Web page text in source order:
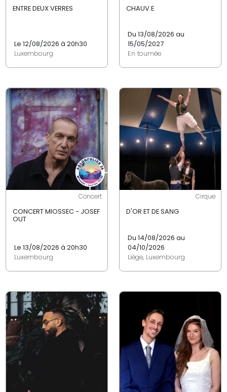
ENTRE DEUX VERRES
Le 12/08/2026 à 20h30
Luxembourg
CHAUV.E
Du 13/08/2026 au
15/05/2027
En tournée
Concert
CONCERT MIOSSEC - JOSEF
OUT
Le 13/08/2026 à 20h30
Luxembourg
Cirque
D'OR ET DE SANG
Du 14/08/2026 au
04/10/2026
Liège, Luxembourg